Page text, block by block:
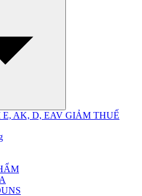
AK, D, EAV GIẢM THUẾ